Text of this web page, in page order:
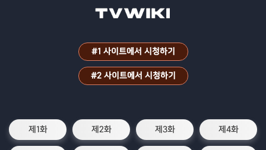
#1 사이트에서 시청하기
#2 사이트에서 시청하기
제1화 제2화 제3화 제4화